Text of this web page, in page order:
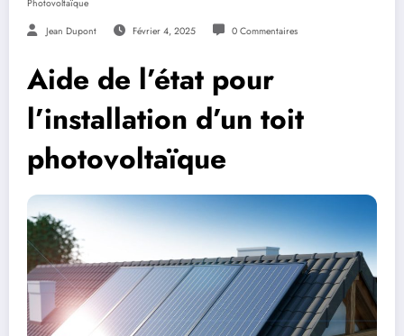
Photovoltaïque
Jean Dupont Février 4, 2025 0 Commentaires
Aide de l’état pour
l’installation d’un toit
photovoltaïque